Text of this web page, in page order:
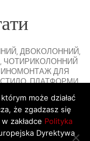
, ДВОКОЛОННИЙ,
, ЧОТИРИКОЛОННИЙ
ДЛЯ
,ПЛАТФОРМИ
może działać
że zgadzasz się
zakładce Polityka
Dyrektywa